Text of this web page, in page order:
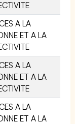
A LA
ET A LA
A LA
ET A LA
A LA
ET A LA